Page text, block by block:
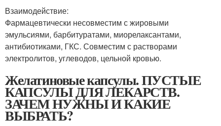
Взаимодействие:
Фармацевтически несовместим с жировыми
эмульсиями, барбитуратами, миорелаксантами,
антибиотиками, ГКС. Совместим с растворами
электролитов, углеводов, цельной кровью.
Желатиновые капсулы. ПУСТЫЕ
КАПСУЛЫ ДЛЯ ЛЕКАРСТВ.
ЗАЧЕМ НУЖНЫ И КАКИЕ
ВЫБРАТЬ?